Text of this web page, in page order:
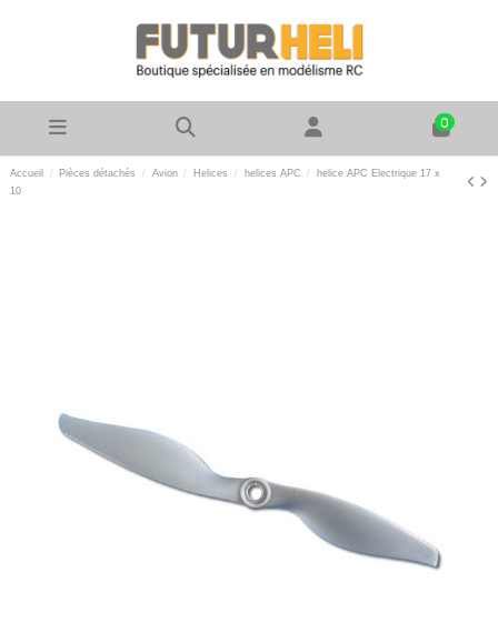
0
Accueil Pièces détachés Avion Helices helices APC
helice APC Electrique 17 x
10